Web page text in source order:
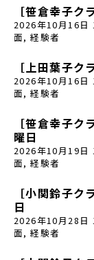
［笹倉幸子
2026年10月16日
面,経験者
［上田葉子ク
2026年10月16日
面,経験者
［笹倉幸子
曜日
2026年10月19日
面,経験者
［小関鈴子
日
2026年10月28日
面,経験者